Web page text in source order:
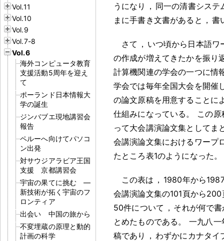
Vol.11
Vol.10
Vol.9
Vol.7-8
Vol.6
海外コンピュータ教育
支援活動5周年を迎え
て
ポーランド日本情報大
学の誕生
ジンバブエ現地講習会
報告
ペルーへ向けてパソコ
ン出発
対サウジアラビア王国
支援 京都講習会
宇宙の果てに挑む ―
新技術が拓く宇宙のフ
ロンティア
出会い 中国の旅から
不変埋蔵の原理と動的
計画の科学
うになり
， 同一の清書システ
まに手書き文書があると ， 書
さて ， いつ頃から日本語ワ
の作成が増えてきたかを振り
計算機関連の学会の一つに情
学会では毎年全国大会を開催
の論文原稿を用意することに
仕組みになっている 。
この
って大会講演論文集としてま
会講演論文集におけるワープ
たところ表1のようになった 。
この表は ， 1980年から
会講演論文集の101頁から
50件について ， それが何で
とめたものである 。
一九八一
稿であり
， わずかにカナタイ